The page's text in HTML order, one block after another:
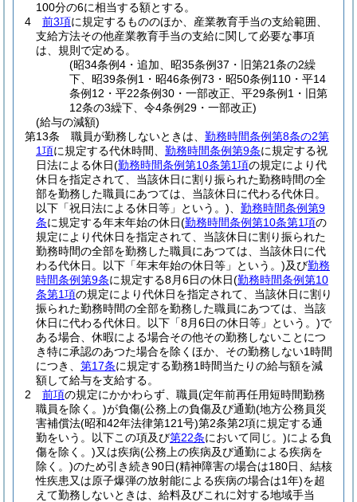
100分の6に相当する額とする。
4
前3項に規定するもののほか、産業教育手当の支給範囲、
支給方法その他産業教育手当の支給に関して必要な事項
は、規則で定める。
(昭34条例4・追加、昭35条例37・旧第21条の2繰
下、昭39条例1・昭46条例73・昭50条例110・平14
条例12・平22条例30・一部改正、平29条例1・旧第
12条の3繰下、令4条例29・一部改正)
(給与の減額)
第13条
職員が勤務しないときは、 勤務時間条例第8条の2第
1項に規定する代休時間、 勤務時間条例第9条に規定する祝
日法による休日(勤務時間条例第10条第1項の規定により代
休日を指定されて、当該休日に割り振られた勤務時間の全
部を勤務した職員にあつては、当該休日に代わる代休日。
以下「祝日法による休日等」という。)
勤務時間条例第9
条に規定する年末年始の休日(勤務時間条例第10条第1項の
規定により代休日を指定されて、当該休日に割り振られた
勤務時間の全部を勤務した職員にあつては、当該休日に代
わる代休日。以下「年末年始の休日等」という。)及び勤務
時間条例第9条に規定する8月6日の休日(勤務時間条例第10
条第1項の規定により代休日を指定されて、当該休日に割り
振られた勤務時間の全部を勤務した職員にあつては、当該
休日に代わる代休日。以下「8月6日の休日等」という。)で
ある場合、休暇による場合その他その勤務しないことにつ
き特に承認のあつた場合を除くほか、その勤務しない1時間
につき、 第17条に規定する勤務1時間当たりの給与額を減
額して給与を支給する。
2
前項の規定にかかわらず、職員(定年前再任用短時間勤務
職員を除く。)が負傷(公務上の負傷及び通勤(地方公務員災
害補償法(昭和42年法律第121号)第2条第2項に規定する通
勤をいう。以下この項及び第22条において同じ。)による負
傷を除く。)又は疾病(公務上の疾病及び通勤による疾病を
除く。)のため引き続き90日(精神障害の場合は180日、結核
性疾患又は原子爆弾の放射能による疾病の場合は1年)を超
えて勤務しないときは、給料及びこれに対する地域手当